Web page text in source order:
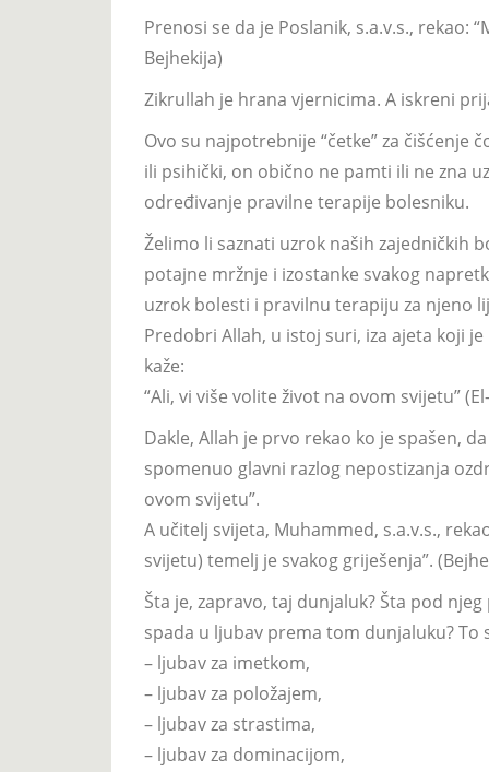
Prenosi se da je Poslanik, s.a.v.s., rekao:
Bejhekija)
Zikrullah je hrana vjernicima. A iskreni
Ovo su najpotrebnije “četke” za čišćenje
ili psihički, on obično ne pamti ili ne zna
određivanje pravilne terapije bolesniku.
Želimo li saznati uzrok naših zajedničkih
potajne mržnje i izostanke svakog
uzrok bolesti i pravilnu terapiju za njeno
Predobri Allah, u istoj suri, iza ajeta koji
kaže:
“Ali, vi više volite život na ovom svijetu” (El-
Dakle, Allah je prvo rekao ko je spašen,
spomenuo glavni razlog nepostizanja
ovom svijetu”.
A učitelj svijeta, Muhammed, s.a.v.s.,
svijetu) temelj je svakog griješenja”.
Šta je, zapravo, taj dunjaluk? Šta pod
spada u ljubav prema tom dunjaluku? To
– ljubav za imetkom,
– ljubav za položajem,
– ljubav za strastima,
– ljubav za dominacijom,